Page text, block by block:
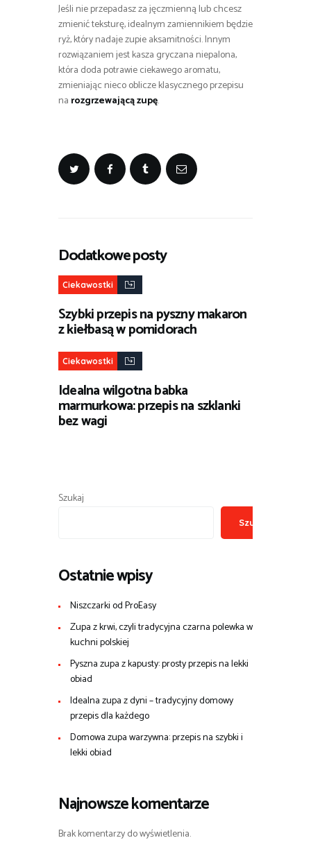
Jeśli nie przepadasz za jęczmienną lub chcesz
zmienić teksturę, idealnym zamiennikiem będzie
ryż, który nadaje zupie aksamitności. Innym
rozwiązaniem jest kasza gryczana niepalona,
która doda potrawie ciekawego aromatu,
zmieniając nieco oblicze klasycznego przepisu
na rozgrzewającą zupę.
Dodatkowe posty
Ciekawostki
Szybki przepis na pyszny makaron
z kiełbasą w pomidorach
Ciekawostki
Idealna wilgotna babka
marmurkowa: przepis na szklanki
bez wagi
Szukaj
Szukaj
Ostatnie wpisy
Niszczarki od ProEasy
Zupa z krwi, czyli tradycyjna czarna polewka w
kuchni polskiej
Pyszna zupa z kapusty: prosty przepis na lekki
obiad
Idealna zupa z dyni – tradycyjny domowy
przepis dla każdego
Domowa zupa warzywna: przepis na szybki i
lekki obiad
Najnowsze komentarze
Brak komentarzy do wyświetlenia.